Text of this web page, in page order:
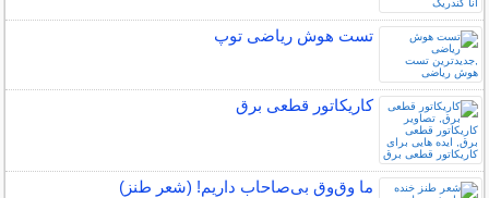
تست هوش ریاضی توپ
کاریکاتور قطعی برق
ما وق‌وق بی‌صاحاب داریم! (شعر طنز)